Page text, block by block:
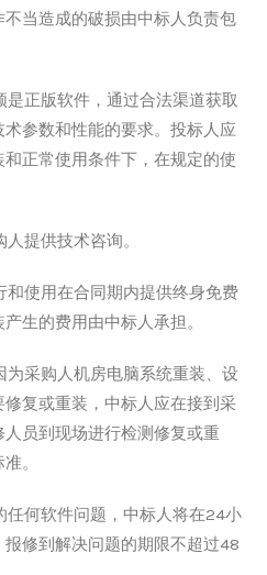
当造成的破损由中标人负责包
正版软件，通过合法渠道获取
参数和性能的要求。投标人应
正常使用条件下，在规定的使
提供技术咨询。
使用在合同期内提供终身免费
生的费用由中标人承担。
采购人机房电脑系统重装、设
复或重装，中标人应在接到采
员到现场进行检测修复或重
。
何软件问题，中标人将在24小
报修到解决问题的期限不超过48